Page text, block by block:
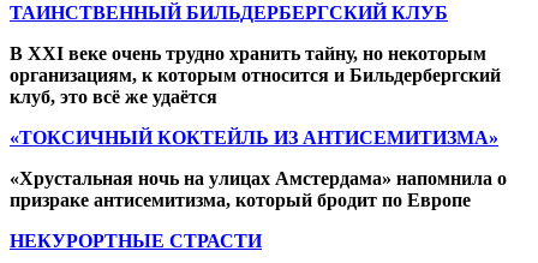
ТАИНСТВЕННЫЙ БИЛЬДЕРБЕРГСКИЙ КЛУБ
В XXI веке очень трудно хранить тайну, но некоторым
организациям, к которым относится и Бильдербергский
клуб, это всё же удаётся
«ТОКСИЧНЫЙ КОКТЕЙЛЬ ИЗ АНТИСЕМИТИЗМА»
«Хрустальная ночь на улицах Амстердама» напомнила о
призраке антисемитизма, который бродит по Европе
НЕКУРОРТНЫЕ СТРАСТИ